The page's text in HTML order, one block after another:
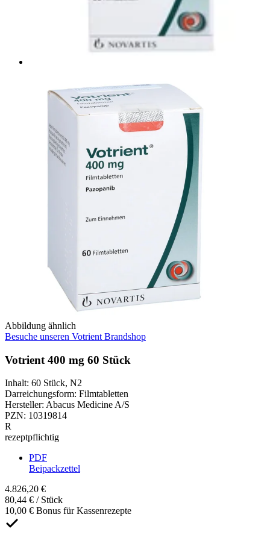
Abbildung ähnlich
Besuche unseren Votrient Brandshop
Votrient 400 mg 60 Stück
Inhalt: 60 Stück, N2
Darreichungsform: Filmtabletten
Hersteller: Abacus Medicine A/S
PZN: 10319814
R
rezeptpflichtig
PDF
Beipackzettel
4.826,20 €
80,44 € / Stück
10,00 € Bonus für Kassenrezepte